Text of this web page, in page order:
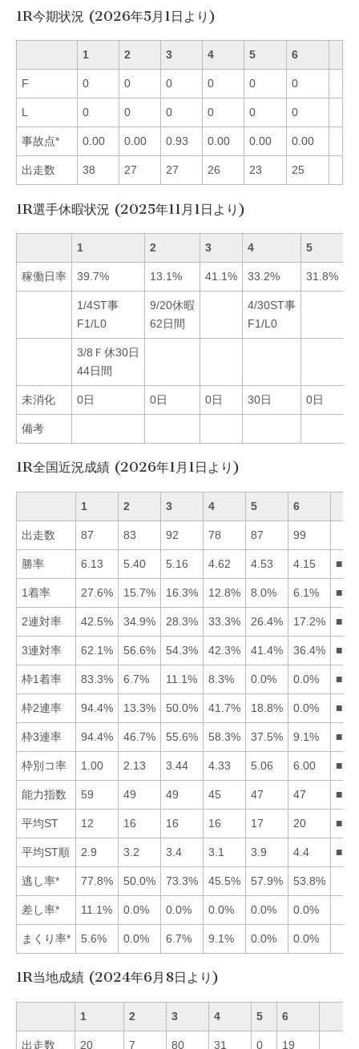
1R今期状況 (2026年5月1日より)
1 2 3 4 5 6
F 0 0 0 0 0 0
L 0 0 0 0 0 0
事故点* 0.00 0.00 0.93 0.00 0.00 0.00
出走数 38 27 27 26 23 25
1R選手休暇状況 (2025年11月1日より)
1 2 3 4 5
稼働日率 39.7% 13.1% 41.1% 33.2% 31.8%
1/4ST事
F1/L0
9/20休暇
62日間
4/30ST事
F1/L0
3/8Ｆ休30日
44日間
未消化 0日 0日 0日 30日 0日
備考
1R全国近況成績 (2026年1月1日より)
1 2 3 4 5 6
出走数 87 83 92 78 87 99
勝率 6.13 5.40 5.16 4.62 4.53 4.15
1着率 27.6% 15.7% 16.3% 12.8% 8.0% 6.1%
2連対率 42.5% 34.9% 28.3% 33.3% 26.4% 17.2%
3連対率 62.1% 56.6% 54.3% 42.3% 41.4% 36.4%
枠1着率 83.3% 6.7% 11.1% 8.3% 0.0% 0.0%
枠2連率 94.4% 13.3% 50.0% 41.7% 18.8% 0.0%
枠3連率 94.4% 46.7% 55.6% 58.3% 37.5% 9.1%
枠別コ率 1.00 2.13 3.44 4.33 5.06 6.00
能力指数 59 49 49 45 47 47
平均ST 12 16 16 16 17 20
平均ST順 2.9 3.2 3.4 3.1 3.9 4.4
逃し率* 77.8% 50.0% 73.3% 45.5% 57.9% 53.8%
差し率* 11.1% 0.0% 0.0% 0.0% 0.0% 0.0%
まくり率* 5.6% 0.0% 6.7% 9.1% 0.0% 0.0%
1R当地成績 (2024年6月8日より)
1 2 3 4 5 6
出走数 20 7 80 31 0 19